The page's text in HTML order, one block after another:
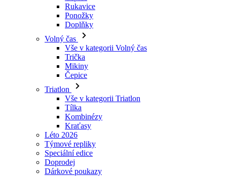
Rukavice
Ponožky
Doplňky
Volný čas
Vše v kategorii Volný čas
Trička
Mikiny
Čepice
Triatlon
Vše v kategorii Triatlon
Tílka
Kombinézy
Kraťasy
Léto 2026
Týmové repliky
Speciální edice
Doprodej
Dárkové poukazy